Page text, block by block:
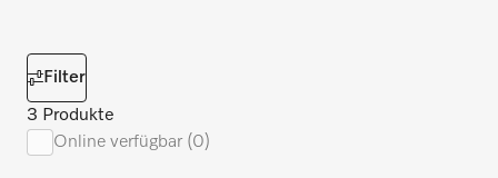
Filter
3 Produkte
Online verfügbar (0)